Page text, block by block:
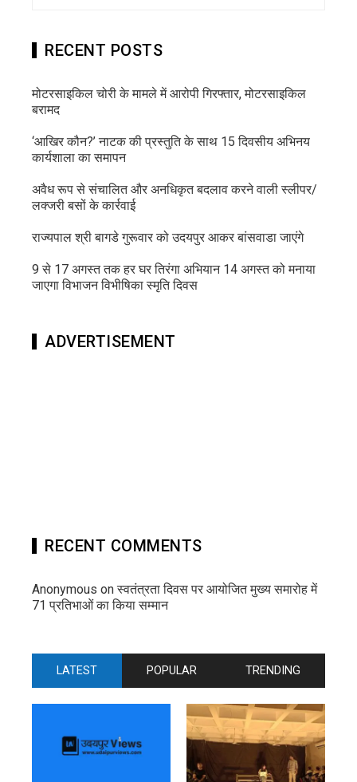
RECENT POSTS
मोटरसाइकिल चोरी के मामले में आरोपी गिरफ्तार, मोटरसाइकिल
बरामद
‘आखिर कौन?’ नाटक की प्रस्तुति के साथ 15 दिवसीय अभिनय
कार्यशाला का समापन
अवैध रूप से संचालित और अनधिकृत बदलाव करने वाली स्लीपर/
लक्जरी बसों के कार्रवाई
राज्यपाल श्री बागडे गुरूवार को उदयपुर आकर बांसवाडा जाएंगे
9 से 17 अगस्त तक हर घर तिरंगा अभियान 14 अगस्त को मनाया
जाएगा विभाजन विभीषिका स्मृति दिवस
ADVERTISEMENT
RECENT COMMENTS
Anonymous onस्वतंत्रता दिवस पर आयोजित मुख्य समारोह में
71 प्रतिभाओं का किया सम्मान
LATEST POPULAR TRENDING